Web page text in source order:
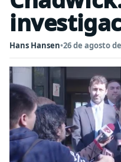
Hans Hansen•26 de agosto